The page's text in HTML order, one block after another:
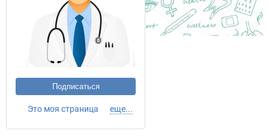
Подписаться
Это моя страница еще...